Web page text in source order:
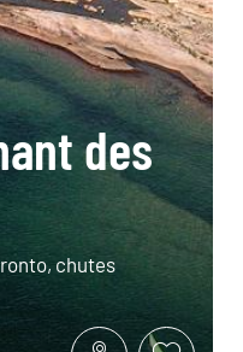
des
chutes